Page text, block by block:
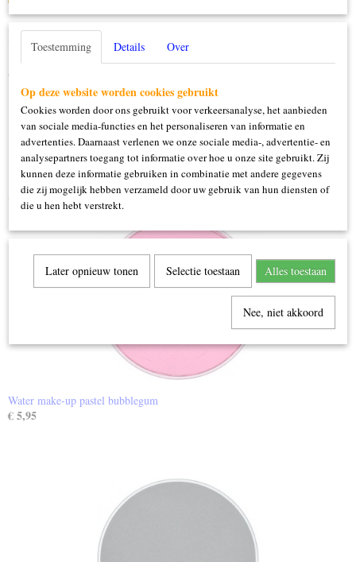
Specificaties
Productcode
Omschrijving
16 gram
Ook interessant
Water make-up pastel bubblegum
€ 5,95
Toestemming Details Over
Op deze website worden cookies gebruikt
Cookies worden door ons gebruikt voor verkeersanalyse, het aanbieden
van sociale media-functies en het personaliseren van informatie en
advertenties. Daarnaast verlenen we onze sociale media-, advertentie- en
analysepartners toegang tot informatie over hoe u onze site gebruikt. Zij
kunnen deze informatie gebruiken in combinatie met andere gegevens
die zij mogelijk hebben verzameld door uw gebruik van hun diensten of
die u hen hebt verstrekt.
Later opnieuw tonen Selectie toestaan Alles toestaan
Nee, niet akkoord